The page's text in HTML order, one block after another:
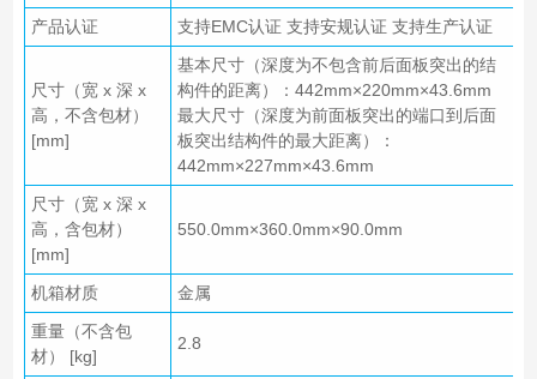
产品认证
支持EMC认证 支持安规认证 支持生产认证
尺寸（宽 x 深 x
高，不含包材）
[mm]
基本尺寸（深度为不包含前后面板突出的结
构件的距离）：442mm×220mm×43.6mm
最大尺寸（深度为前面板突出的端口到后面
板突出结构件的最大距离）：
442mm×227mm×43.6mm
尺寸（宽 x 深 x
高，含包材）
[mm]
550.0mm×360.0mm×90.0mm
机箱材质
金属
重量（不含包
材） [kg]
2.8